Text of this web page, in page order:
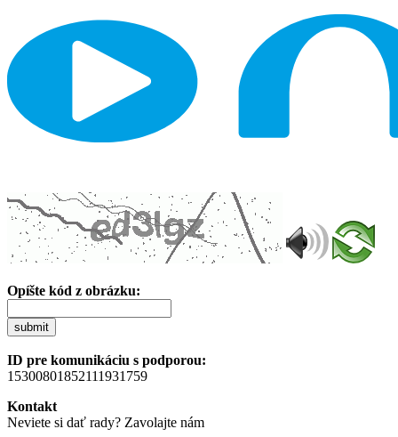
Opíšte kód z obrázku:
submit
ID pre komunikáciu s podporou:
15300801852111931759
Kontakt
Neviete si dať rady? Zavolajte nám